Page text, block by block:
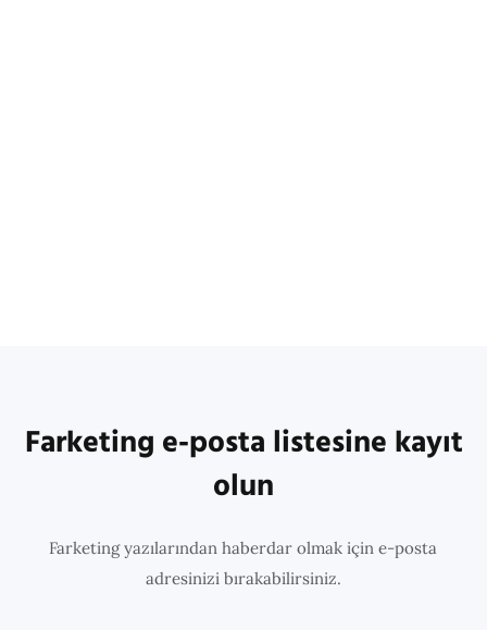
Farketing e-posta listesine kayıt
olun
Farketing yazılarından haberdar olmak için e-posta
adresinizi bırakabilirsiniz.